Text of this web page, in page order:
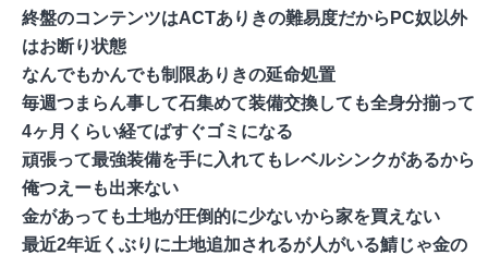
終盤のコンテンツはACTありきの難易度だからPC奴以外
はお断り状態
なんでもかんでも制限ありきの延命処置
毎週つまらん事して石集めて装備交換しても全身分揃って
4ヶ月くらい経てばすぐゴミになる
頑張って最強装備を手に入れてもレベルシンクがあるから
俺つえーも出来ない
金があっても土地が圧倒的に少ないから家を買えない
最近2年近くぶりに土地追加されるが人がいる鯖じゃ金の